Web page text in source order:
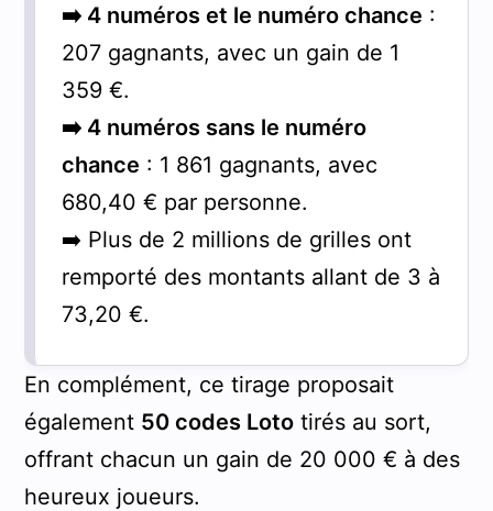
➡️ 4 numéros et le numéro chance :
207 gagnants, avec un gain de 1
359 €.
➡️ 4 numéros sans le numéro
chance : 1 861 gagnants, avec
680,40 € par personne.
➡️ Plus de 2 millions de grilles ont
remporté des montants allant de 3 à
73,20 €.
En complément, ce tirage proposait
également 50 codes Lototirés au sort,
offrant chacun un gain de 20 000 € à des
heureux joueurs.